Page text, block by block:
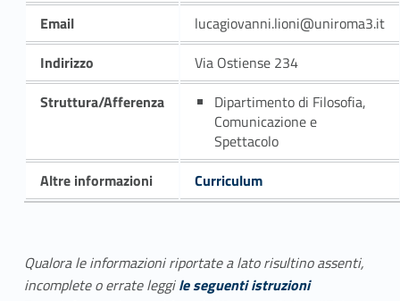
Email
lucagiovanni.lioni@uniroma3.it
Indirizzo
Via Ostiense 234
Struttura/Afferenza
Dipartimento di Filosofia,
Comunicazione e
Spettacolo
Altre informazioni
Curriculum
Qualora le informazioni riportate a lato risultino assenti,
incomplete o errate leggile seguenti istruzioni